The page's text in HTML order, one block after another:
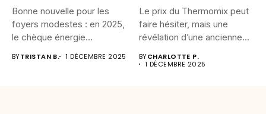
Bonne nouvelle pour les
foyers modestes : en 2025,
le chèque énergie...
BYTRISTAN B. 1 DÉCEMBRE 2025
Le prix du Thermomix peut
faire hésiter, mais une
révélation d’une ancienne...
BYCHARLOTTE P.
1 DÉCEMBRE 2025